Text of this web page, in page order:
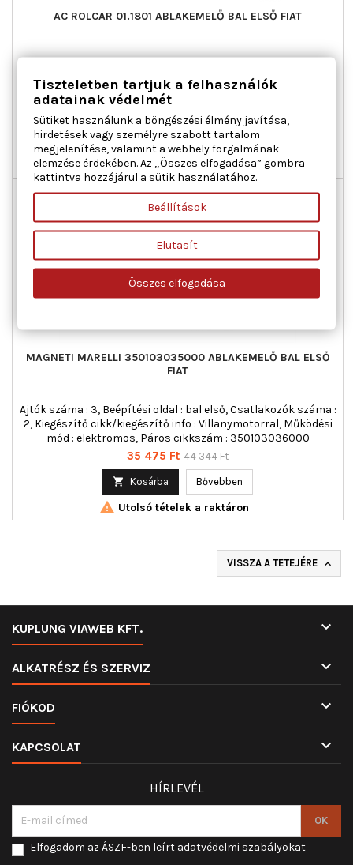
AC ROLCAR 01.1801 ABLAKEMELŐ BAL ELSŐ FIAT
cikk/kiegészítő info : Villanymotorral, Működési mód :
elektromos, Tömeg [kg] : 1,120
Ár
30 731 Ft
Normál
ár
68 292 Ft
 Kosárba Bővebben
Utolsó tételek a raktáron
-20%
MAGNETI MARELLI 350103035000 ABLAKEMELŐ BAL ELSŐ
FIAT
Ajtók száma : 3, Beépítési oldal : bal első, Csatlakozók száma :
2, Kiegészítő cikk/kiegészítő info : Villanymotorral, Működési
mód : elektromos, Páros cikkszám : 350103036000
Ár
35 475 Ft Normál
44 344 Ft
 Kosárba Bővebben
 Utolsó tételek a raktáron
VISSZA A TETEJÉRE 
KUPLUNG VIAWEB KFT. 
ALKATRÉSZ ÉS SZERVIZ 
FIÓKOD 
KAPCSOLAT 
HÍRLEVÉL
Elfogadom az ÁSZF-ben leírt adatvédelmi szabályokat
Tiszteletben tartjuk a felhasználók
adatainak védelmét
Sütiket használunk a böngészési élmény javítása,
hirdetések vagy személyre szabott tartalom
megjelenítése, valamint a webhely forgalmának
elemzése érdekében. Az „Összes elfogadása” gombra
kattintva hozzájárul a sütik használatához.
Beállítások
Elutasít
Összes elfogadása